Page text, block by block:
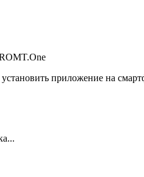
приложение на